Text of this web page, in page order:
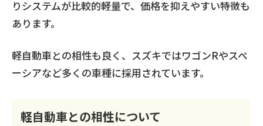
りシステムが比較的軽量で、価格を抑えやすい特徴も
あります。
軽自動車との相性も良く、スズキではワゴンRやスペ
ーシアなど多くの車種に採用されています。
軽自動車との相性について